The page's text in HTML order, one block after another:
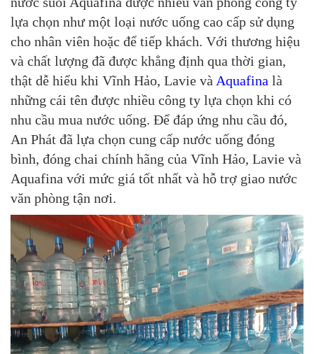
lựa chọn như một loại nước uống cao cấp sử dụng
cho nhân viên hoặc để tiếp khách. Với thương hiệu
và chất lượng đã được khẳng định qua thời gian,
thật dễ hiểu khi Vĩnh Hảo, Lavie và Aquafina là
những cái tên được nhiều công ty lựa chọn khi có
nhu cầu mua nước uống. Để đáp ứng nhu cầu đó,
An Phát đã lựa chọn cung cấp nước uống đóng
bình, đóng chai chính hãng của Vĩnh Hảo, Lavie và
Aquafina với mức giá tốt nhất và hỗ trợ giao nước
văn phòng tận nơi.